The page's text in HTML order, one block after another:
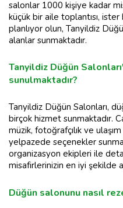
salonlar 1000 kişiye kadar
küçük bir aile toplantısı,
planlıyor olun, Tanyildiz
alanlar sunmaktadır.
Tanyildiz Düğün
sunulmaktadır?
Tanyildiz Düğün Salonları,
birçok hizmet sunmaktadır.
müzik, fotoğrafçılık ve
yelpazede seçenekler
organizasyon ekipleri ile
misafirlerinizin en iyi şekilde
Düğün salonunu nasıl